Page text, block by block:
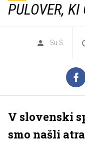
PULOVER,
Su.S.
V slovenski
smo našli